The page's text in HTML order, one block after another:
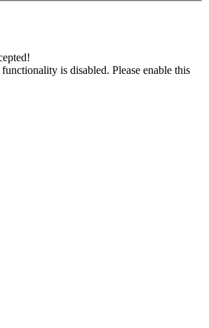
is disabled. Please enable this